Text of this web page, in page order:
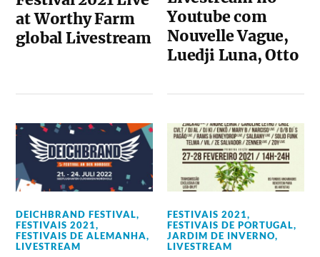
at Worthy Farm
global Livestream
Youtube com
Nouvelle Vague,
Luedji Luna, Otto
DEICHBRAND FESTIVAL,
FESTIVAIS 2021,
FESTIVAIS DE ALEMANHA,
LIVESTREAM
FESTIVAIS 2021,
FESTIVAIS DE PORTUGAL,
JARDIM DE INVERNO,
LIVESTREAM